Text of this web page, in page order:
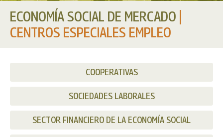
ECONOMÍA SOCIAL DE MERCADO
CENTROS ESPECIALES EMPLEO
COOPERATIVAS
SOCIEDADES LABORALES
SECTOR FINANCIERO DE LA ECONOMÍA SOCIAL